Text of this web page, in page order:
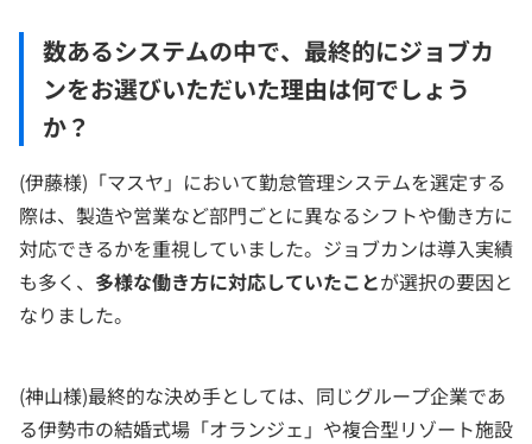
数あるシステムの中で、最終的にジョブカ
ンをお選びいただいた理由は何でしょう
か？
(伊藤様)「マスヤ」において勤怠管理システムを選定する
際は、製造や営業など部門ごとに異なるシフトや働き方に
対応できるかを重視していました。ジョブカンは導入実績
も多く、 多様な働き方に対応していたことが選択の要因と
なりました。
(神山様)最終的な決め手としては、同じグループ企業であ
る伊勢市の結婚式場「オランジェ」や複合型リゾート施設